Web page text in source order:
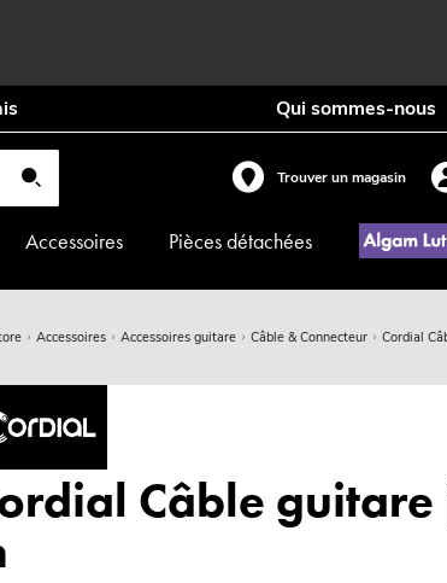
Qui sommes-nous
Trouver un magasin
Accessoires Pièces détachées
Accessoires Accessoires guitare Câble & Connecteur Cordial
Câble guitare